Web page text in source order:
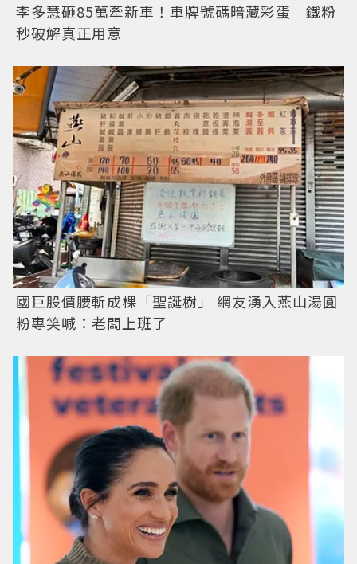
李多慧砸85萬牽新車！車牌號碼暗藏彩蛋 鐵粉
秒破解真正用意
國巨股價腰斬成棵「聖誕樹」 網友湧入燕山湯圓
粉專笑喊：老闆上班了